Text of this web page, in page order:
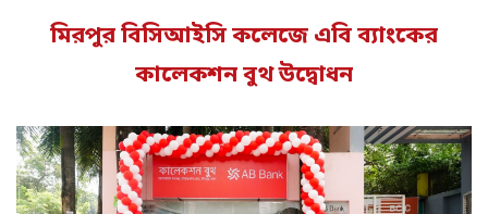
মিরপুর বিসিআইসি কলেজে এবি ব্যাংকের
কালেকশন বুথ উদ্বোধন